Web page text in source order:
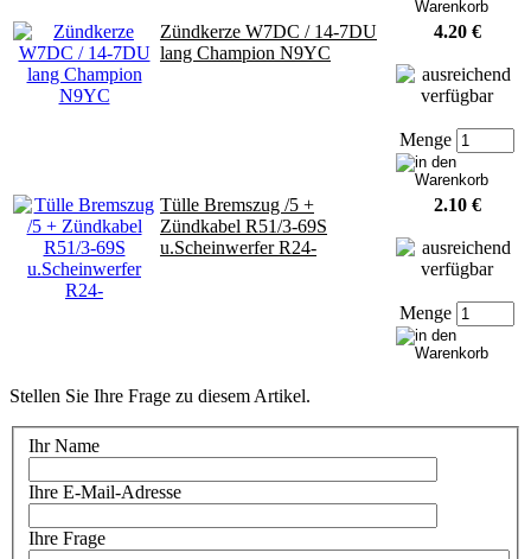
Zündkerze W7DC / 14-7DU
lang Champion N9YC
4.20 €
Menge
Tülle Bremszug /5 +
Zündkabel R51/3-69S
u.Scheinwerfer R24-
2.10 €
Menge
Stellen Sie Ihre Frage zu diesem Artikel.
Ihr Name
Ihre E-Mail-Adresse
Ihre Frage